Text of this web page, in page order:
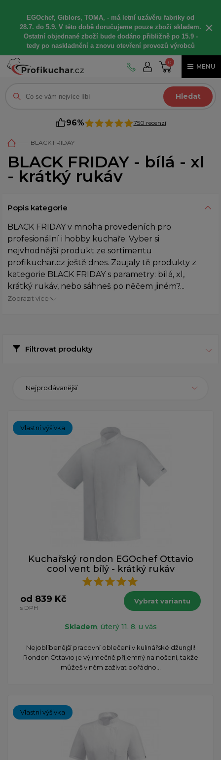
EGOchef, Giblors, TOMA, - má letní uzávěru fabriky od
28.7. do 5.9. V této době doručujeme pouze zboží skladem.
Ostatní objednané zboží bude dodáno přibližně po 15.9 -
tedy po naskladnění a znovu otevření provozů výrobců
×
0
MENU
Hledat
96% 750 recenzí
BLACK FRIDAY
BLACK FRIDAY - bílá - xl
- krátký rukáv
Popis kategorie
BLACK FRIDAY v mnoha provedeních pro
profesionální i hobby kuchaře. Vyber si
nejvhodnější produkt ze sortimentu
profikuchar.cz ještě dnes. Zaujaly tě produkty z
kategorie BLACK FRIDAY s parametry: bílá, xl,
krátký rukáv, nebo sáhneš po něčem jiném?...
Zobrazit více
Filtrovat produkty
Nejprodávanější
Vlastní výšivka
Kuchařský rondon EGOchef Ottavio
cool vent bílý - krátký rukáv
od 839 Kč
s DPH
Vybrat variantu
Skladem, úterý 11. 8. u vás
Nejoblíbenější pracovní oblečení v kulinářské džungli!
Rondon Ottavio je výjimečně příjemný na nošení, takže
můžeš v něm zažívat pořádno...
Vlastní výšivka